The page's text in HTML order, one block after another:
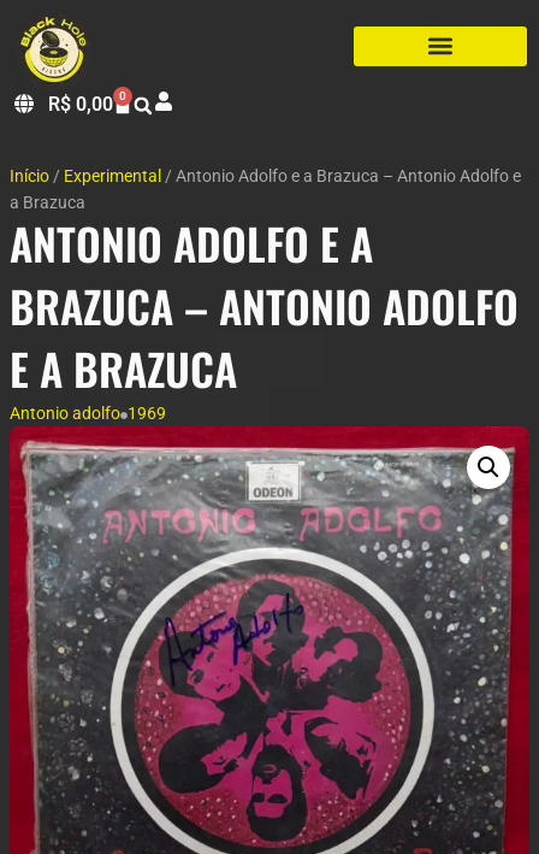
R$ 0,00 0
Início / Experimental / Antonio Adolfo e a Brazuca – Antonio Adolfo e
a Brazuca
ANTONIO ADOLFO E A
BRAZUCA – ANTONIO ADOLFO
E A BRAZUCA
Antonio adolfo 1969